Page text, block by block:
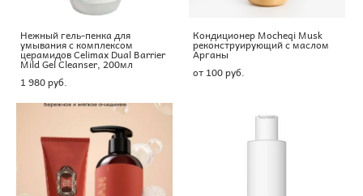
Нежный гель-пенка для
умывания с комплексом
церамидов Celimax Dual Barrier
Mild Gel Cleanser, 200мл
1 980 pуб.
Кондиционер Mocheqi Musk
реконструирующий с маслом
Арганы
от 100 pуб.